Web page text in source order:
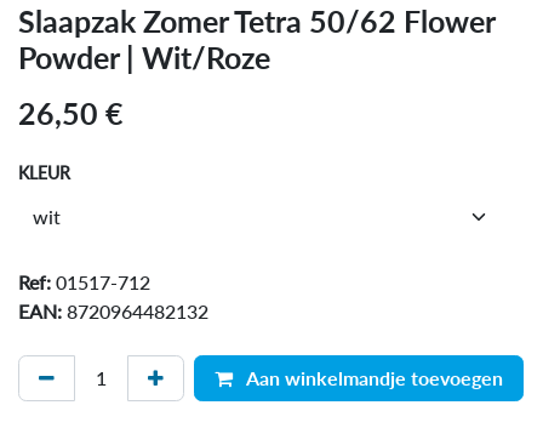
Slaapzak Zomer Tetra 50/62 Flower
Powder | Wit/Roze
26,50 €
KLEUR
Ref: 01517-712
EAN: 8720964482132
Aan winkelmandje toevoegen